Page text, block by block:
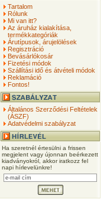
Tartalom
Rólunk
Mi van itt?
Az áruház kialakítása,
termékkategóriák
Árutípusok, árujelölések
Regisztráció
Bevásárlókosár
Fizetési módok
Szállítási idő és átvételi módok
Reklamáció
Fontos!
Általános Szerződési Feltételek
(ÁSZF)
Adatvédelmi szabályzat
Ha szeretnél értesülni a frissen
megjelent vagy újonnan beérkezett
kiadványokról, akkor iratkozz fel
napi hírlevelünkre!